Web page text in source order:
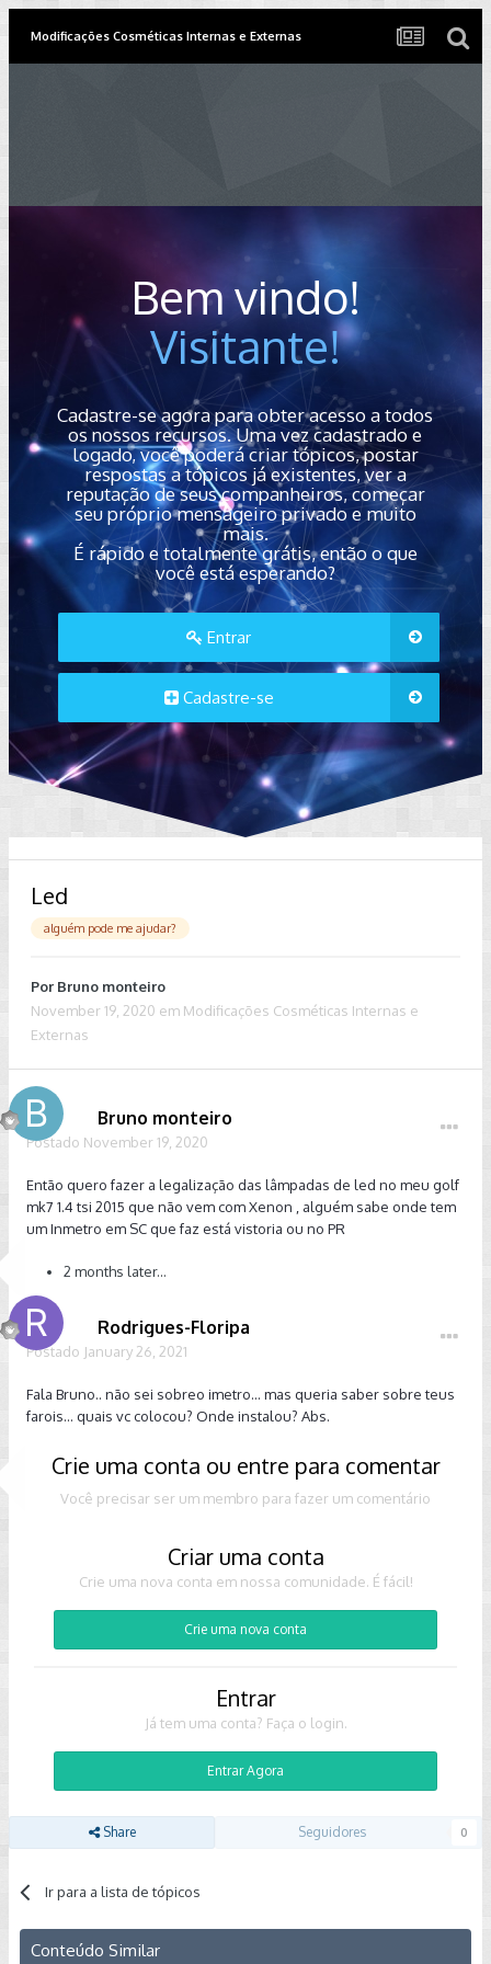
Modificações Cosméticas Internas e Externas
Bem vindo!
Visitante!
Cadastre-se agora para obter acesso a todos
os nossos recursos. Uma vez cadastrado e
logado, você poderá criar tópicos, postar
respostas a tópicos já existentes, ver a
reputação de seus companheiros, começar
seu próprio mensageiro privado e muito
mais.
É rápido e totalmente grátis, então o que
você está esperando?
Entrar
Cadastre-se
Led
alguém pode me ajudar?
Por Bruno monteiro
November 19, 2020 em Modificações Cosméticas Internas e
Externas
Bruno monteiro
Postado November 19, 2020
Então quero fazer a legalização das lâmpadas de led no meu golf
mk7 1.4 tsi 2015 que não vem com Xenon , alguém sabe onde tem
um Inmetro em SC que faz está vistoria ou no PR
2 months later...
Rodrigues-Floripa
Postado January 26, 2021
Fala Bruno.. não sei sobreo imetro... mas queria saber sobre teus
farois... quais vc colocou? Onde instalou? Abs.
Crie uma conta ou entre para comentar
Você precisar ser um membro para fazer um comentário
Criar uma conta
Crie uma nova conta em nossa comunidade. É fácil!
Crie uma nova conta
Entrar
Já tem uma conta? Faça o login.
Entrar Agora
Share Seguidores 0
Ir para a lista de tópicos
Conteúdo Similar